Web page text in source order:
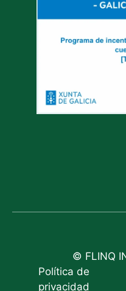
© FLINQ
Política de
privacidad